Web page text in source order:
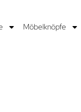
Möbelknöpfe